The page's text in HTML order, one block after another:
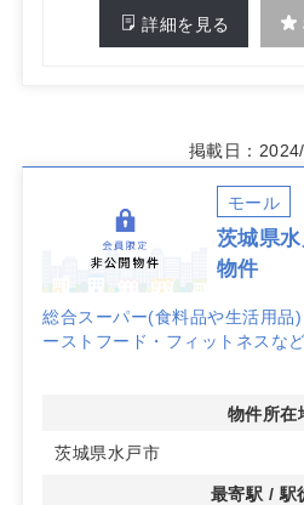
詳細を見る
掲載日：
モール
茨城県
物件
総合スーパー(食料品や生活用品
ーストフード・フィットネスな
施設で、平日 でも土日でも人
アクセス面でも利便性の高い施
物件所在
茨城県水戸市
最寄駅 / 駅